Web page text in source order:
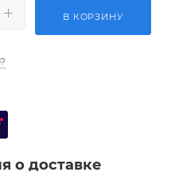
В КОРЗИНУ
о доставке